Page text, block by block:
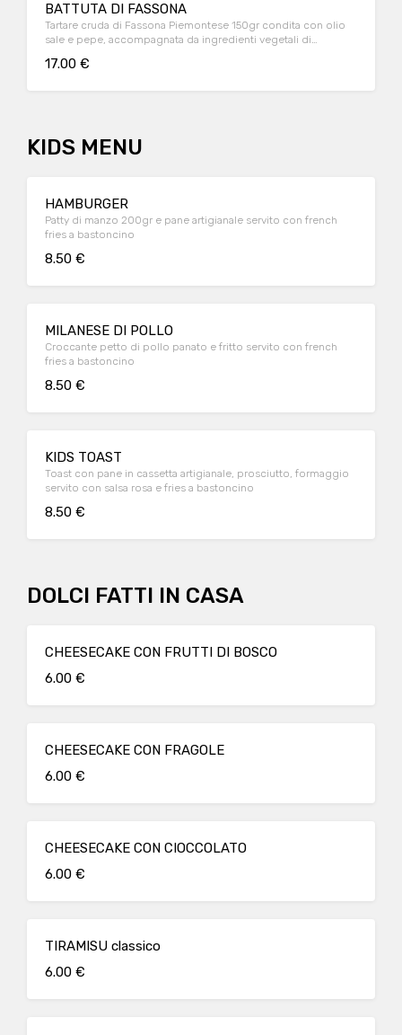
BATTUTA DI FASSONA
Tartare cruda di Fassona Piemontese 150gr condita con olio
sale e pepe, accompagnata da ingredienti vegetali di
17.00 €
KIDS MENU
HAMBURGER
Patty di manzo 200gr e pane artigianale servito con french
fries a bastoncino
8.50 €
MILANESE DI POLLO
Croccante petto di pollo panato e fritto servito con french
fries a bastoncino
8.50 €
KIDS TOAST
Toast con pane in cassetta artigianale, prosciutto, formaggio
servito con salsa rosa e fries a bastoncino
8.50 €
DOLCI FATTI IN CASA
CHEESECAKE CON FRUTTI DI BOSCO
6.00 €
CHEESECAKE CON FRAGOLE
6.00 €
CHEESECAKE CON CIOCCOLATO
6.00 €
TIRAMISU classico
6.00 €